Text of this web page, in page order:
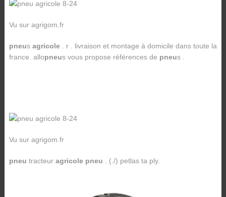
Vu sur agrigom.fr
pneus agricole. r . livraison et montage à domicile dans toute la
france. allopneus vous propose références de pneus .
Vu sur agrigom.fr
pneu tracteur agricole pneu . (./) petlas ta ply.